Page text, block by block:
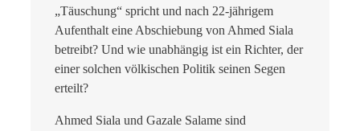
„Täuschung“ spricht und nach 22-jährigem
Aufenthalt eine Abschiebung von Ahmed Siala
betreibt? Und wie unabhängig ist ein Richter, der
einer solchen völkischen Politik seinen Segen
erteilt?
Ahmed Siala und Gazale Salame sind